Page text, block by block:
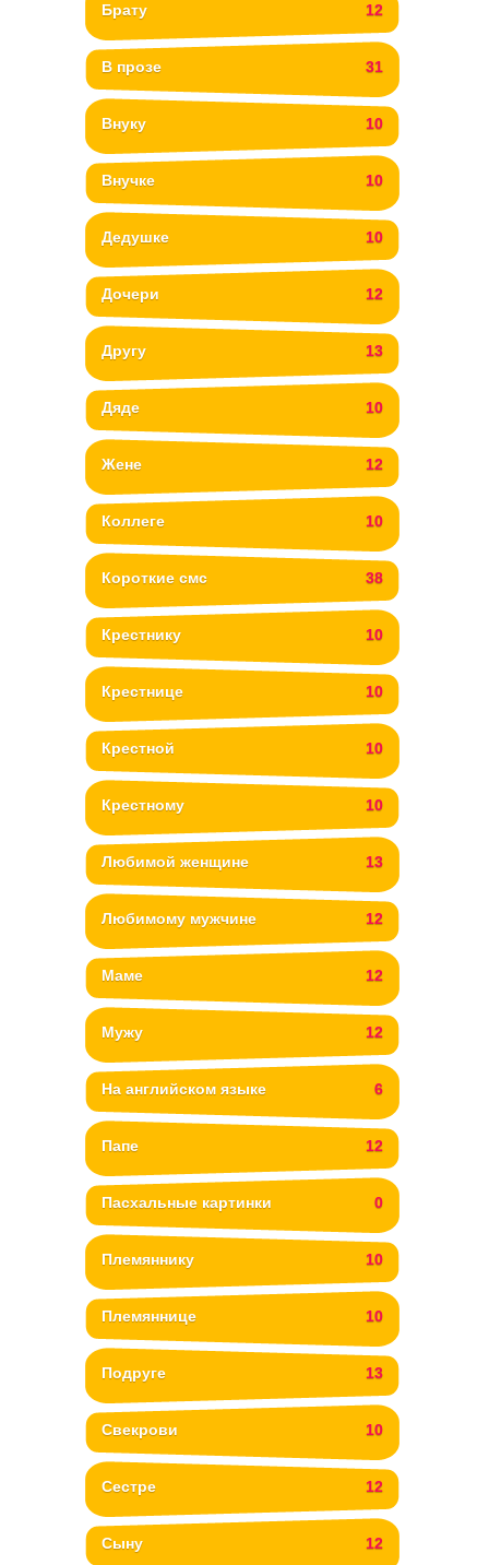
Брату 12
В прозе 31
Внуку 10
Внучке 10
Дедушке 10
Дочери 12
Другу 13
Дяде 10
Жене 12
Коллеге 10
Короткие смс 38
Крестнику 10
Крестнице 10
Крестной 10
Крестному 10
Любимой женщине 13
Любимому мужчине 12
Маме 12
Мужу 12
На английском языке 6
Папе 12
Пасхальные картинки 0
Племяннику 10
Племяннице 10
Подруге 13
Свекрови 10
Сестре 12
Сыну 12